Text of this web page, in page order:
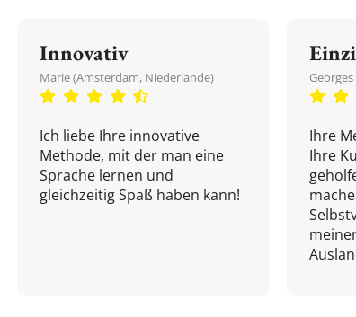
Innovativ
Marie (Amsterdam, Niederlande)
Ich liebe Ihre innovative
Methode, mit der man eine
Sprache lernen und
gleichzeitig Spaß haben kann!
Ihre
Ihre